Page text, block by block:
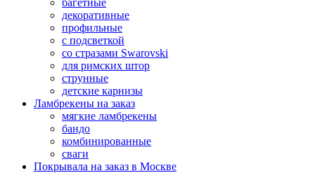
багетные
декоративные
профильные
с подсветкой
со стразами Swarovski
для римских штор
струнные
детские карнизы
Ламбрекены на заказ
мягкие ламбрекены
бандо
комбинированные
сваги
Покрывала на заказ в Москве